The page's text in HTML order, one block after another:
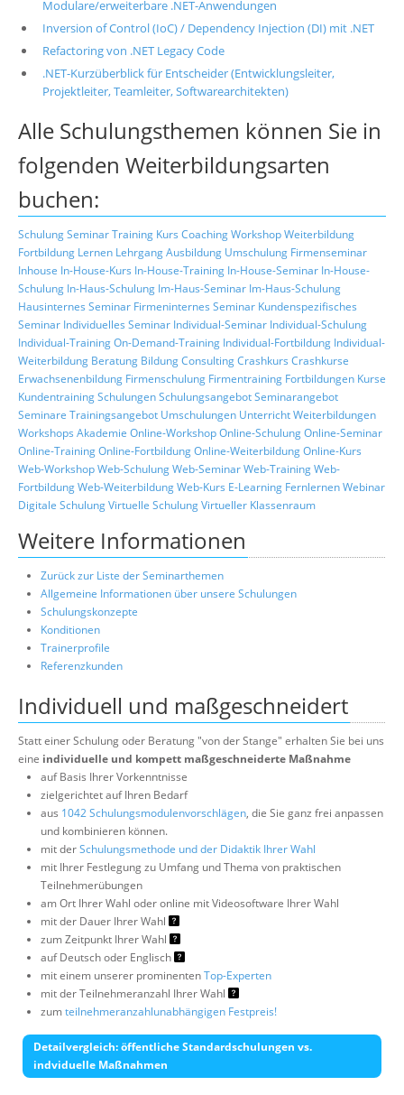
Modulare/erweiterbare .NET-Anwendungen
Inversion of Control (IoC) / Dependency Injection (DI) mit .NET
Refactoring von .NET Legacy Code
.NET-Kurzüberblick für Entscheider (Entwicklungsleiter,
Projektleiter, Teamleiter, Softwarearchitekten)
Alle Schulungsthemen können Sie in
folgenden Weiterbildungsarten
buchen:
SchulungSeminarTraining Kurs CoachingWorkshopWeiterbildung
Fortbildung Lernen LehrgangAusbildung Umschulung Firmenseminar
Inhouse In-House-Kurs In-House-Training In-House-Seminar In-House-
Schulung In-Haus-Schulung Im-Haus-Seminar Im-Haus-Schulung
Hausinternes Seminar Firmeninternes Seminar Kundenspezifisches
Seminar Individuelles Seminar Individual-Seminar Individual-Schulung
Individual-TrainingOn-Demand-Training Individual-Fortbildung Individual-
Weiterbildung Beratung BildungConsultingCrashkurs Crashkurse
Erwachsenenbildung Firmenschulung Firmentraining Fortbildungen Kurse
KundentrainingSchulungenSchulungsangebotSeminarangebot
Seminare Trainingsangebot Umschulungen UnterrichtWeiterbildungen
Workshops Akademie Online-WorkshopOnline-SchulungOnline-Seminar
Online-TrainingOnline-FortbildungOnline-WeiterbildungOnline-Kurs
Web-WorkshopWeb-SchulungWeb-SeminarWeb-TrainingWeb-
FortbildungWeb-WeiterbildungWeb-Kurs E-Learning FernlernenWebinar
Digitale SchulungVirtuelle SchulungVirtueller Klassenraum
Weitere Informationen
Zurück zur Liste der Seminarthemen
Allgemeine Informationen über unsere Schulungen
Schulungskonzepte
Konditionen
Trainerprofile
Referenzkunden
Individuell und maßgeschneidert
Statt einer Schulung oder Beratung "von der Stange" erhalten Sie bei uns
eine individuelle und kompett maßgeschneiderte Maßnahme
auf Basis Ihrer Vorkenntnisse
zielgerichtet auf Ihren Bedarf
aus 1042 Schulungsmodulenvorschlägen, die Sie ganz frei anpassen
und kombinieren können.
mit derSchulungsmethode und der Didaktik Ihrer Wahl
mit Ihrer Festlegung zu Umfang und Thema von praktischen
Teilnehmerübungen
am Ort Ihrer Wahl oder online mit Videosoftware Ihrer Wahl
mit der Dauer Ihrer Wahl
zum Zeitpunkt Ihrer Wahl
auf Deutsch oder Englisch
mit einem unserer prominentenTop-Experten
mit der Teilnehmeranzahl Ihrer Wahl
zumteilnehmeranzahlunabhängigen Festpreis!
Detailvergleich: öffentliche Standardschulungen vs.
indviduelle Maßnahmen